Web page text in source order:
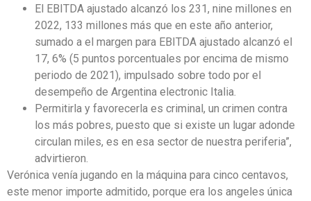
El EBITDA ajustado alcanzó los 231, nine millones en
2022, 133 millones más que en este año anterior,
sumado a el margen para EBITDA ajustado alcanzó el
17, 6% (5 puntos porcentuales por encima de mismo
periodo de 2021), impulsado sobre todo por el
desempeño de Argentina electronic Italia.
Permitirla y favorecerla es criminal, un crimen contra
los más pobres, puesto que si existe un lugar adonde
circulan miles, es en esa sector de nuestra periferia”,
advirtieron.
Verónica venía jugando en la máquina para cinco centavos,
este menor importe admitido, porque era los angeles única